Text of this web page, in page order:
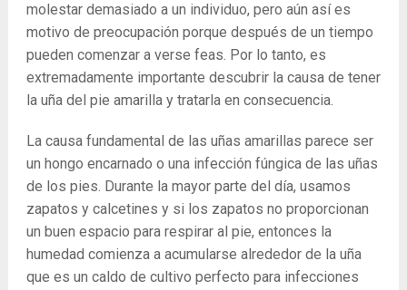
molestar demasiado a un individuo, pero aún así es
motivo de preocupación porque después de un tiempo
pueden comenzar a verse feas. Por lo tanto, es
extremadamente importante descubrir la causa de tener
la uña del pie amarilla y tratarla en consecuencia.
La causa fundamental de las uñas amarillas parece ser
un hongo encarnado o una infección fúngica de las uñas
de los pies. Durante la mayor parte del día, usamos
zapatos y calcetines y si los zapatos no proporcionan
un buen espacio para respirar al pie, entonces la
humedad comienza a acumularse alrededor de la uña
que es un caldo de cultivo perfecto para infecciones